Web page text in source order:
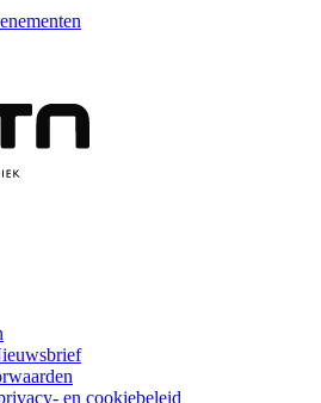
en cookiebeleid